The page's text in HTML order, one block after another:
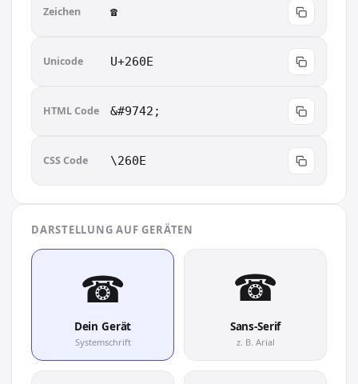
Zeichen ☎︎
Unicode U+260E
HTML Code &#9742;
CSS Code \260E
DARSTELLUNG AUF GERÄTEN
☎︎
Dein Gerät
Systemschrift
☎︎
Sans-Serif
z. B. Arial